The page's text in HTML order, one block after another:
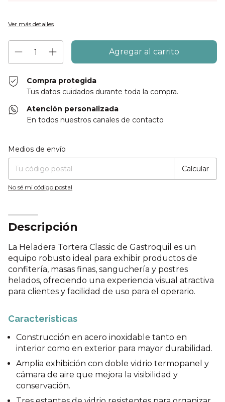
Ver más detalles
Compra protegida
Tus datos cuidados durante toda la compra.
Atención personalizada
En todos nuestros canales de contacto
Entregas para el CP:
Medios de envío
Calcular
No sé mi código postal
Descripción
La Heladera Tortera Classic de Gastroquil es un
equipo robusto ideal para exhibir productos de
confitería, masas finas, sanguchería y postres
helados, ofreciendo una experiencia visual atractiva
para clientes y facilidad de uso para el operario.
Características
Construcción en acero inoxidable tanto en
interior como en exterior para mayor durabilidad.
Amplia exhibición con doble vidrio termopanel y
cámara de aire que mejora la visibilidad y
conservación.